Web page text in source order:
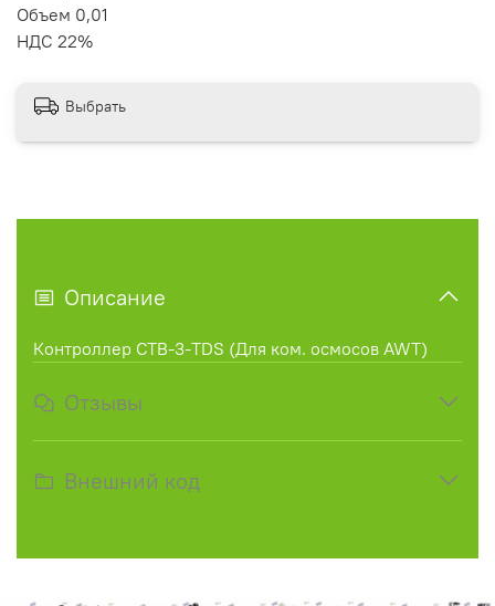
Объем 0,01
НДС 22%
Выбрать
Описание
Контроллер CTB-3-TDS (Для ком. осмосов AWT)
Отзывы
Внешний код